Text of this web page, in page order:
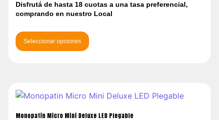
Disfrutá de hasta 18 cuotas a una tasa preferencial,
comprando en nuestro Local
Seleccionar opciones
Monopatin Micro Mini Deluxe LED Plegable